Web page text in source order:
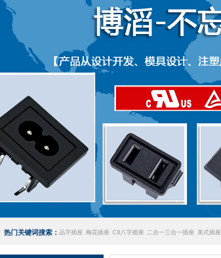
热门关键词搜索： 品字插座 梅花插座 C8八字插座 二合一三合一插座 美式插座